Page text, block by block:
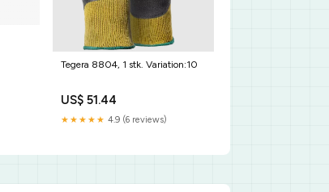
Tegera 8804, 1 stk. Variation:10
US$ 51.44
★★★★★ 4.9 (6 reviews)